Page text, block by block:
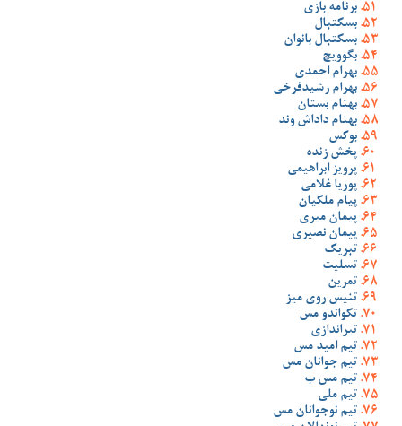
برنامه بازی
بسکتبال
بسکتبال بانوان
بگوویچ
بهرام احمدی
بهرام رشیدفرخی
بهنام بستان
بهنام داداش وند
بوکس
پخش زنده
پرویز ابراهیمی
پوریا غلامی
پیام ملکیان
پیمان میری
پیمان نصیری
تبریک
تسلیت
تمرین
تنیس روی میز
تکواندو مس
تیراندازی
تیم امید مس
تیم جوانان مس
تیم مس ب
تیم ملی
تیم نوجوانان مس